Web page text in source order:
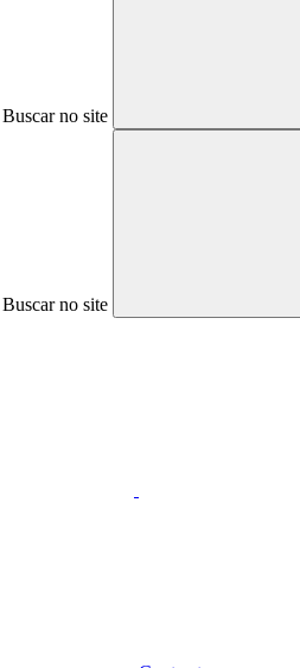
Buscar no site
Buscar no site